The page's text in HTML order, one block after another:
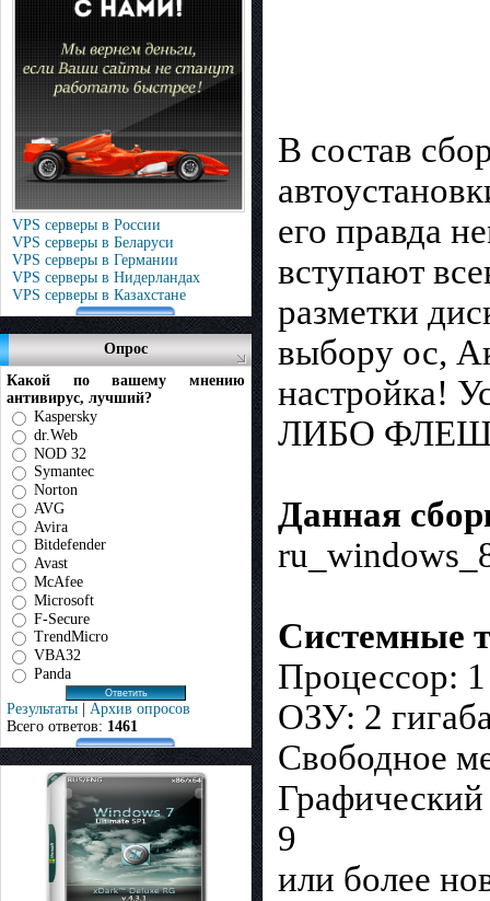
VPS серверы в России
VPS серверы в Беларуси
VPS серверы в Германии
VPS серверы в Нидерландах
VPS серверы в Казахстане
Опрос
Какой по вашему мнению
антивирус, лучший?
Kaspersky
dr.Web
NOD 32
Symantec
Norton
AVG
Avira
Bitdefender
Avast
McAfee
Microsoft
F-Secure
TrendMicro
VBA32
Panda
Результаты | Архив опросов
Всего ответов: 1461
В состав
его правда
вступают
разметки
выбору ос,
настройка!
ЛИБО
Данная
Системные
Процессор:
ОЗУ: 2
Свободное
9
или более